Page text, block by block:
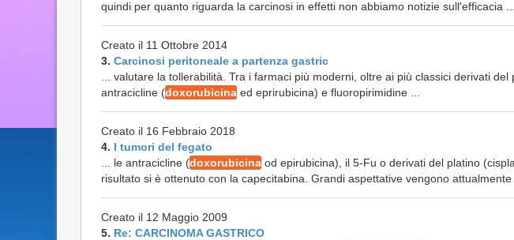
quindi per quanto riguarda la carcinosi in effetti non abbiamo notizie sull'efficacia ...
Creato il 11 Ottobre 2014
3. Carcinosi peritoneale a partenza gastric
... valutare la tollerabilità. Tra i farmaci più moderni, oltre ai più classici derivati
antracicline (doxorubicina ed eprirubicina) e fluoropirimidine ...
Creato il 16 Febbraio 2018
4. I tumori del fegato
... le antracicline (doxorubicina od epirubicina), il 5-Fu o derivati del platino
risultato si è ottenuto con la capecitabina. Grandi aspettative vengono attualmente
Creato il 12 Maggio 2009
5. Re: CARCINOMA GASTRICO